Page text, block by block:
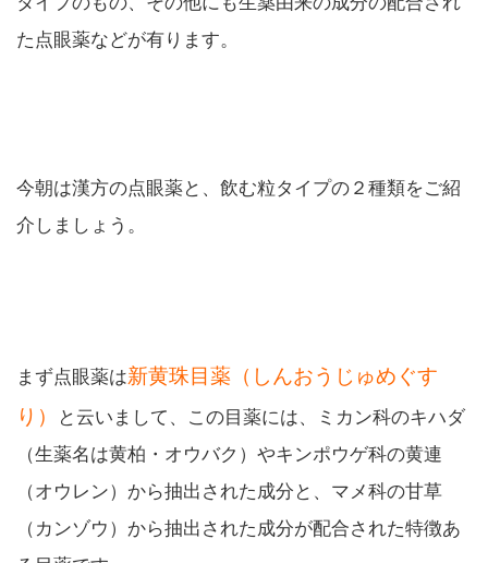
た点眼薬などが有ります。
今朝は漢方の点眼薬と、飲む粒タイプの２種類をご紹
介しましょう。
まず点眼薬は新黄珠目薬（しんおうじゅめぐす
り）
と云いまして、この目薬には、ミカン科のキハダ
（生薬名は黄柏・オウバク）やキンポウゲ科の黄連
（オウレン）から抽出された成分と、マメ科の甘草
（カンゾウ）から抽出された成分が配合された特徴あ